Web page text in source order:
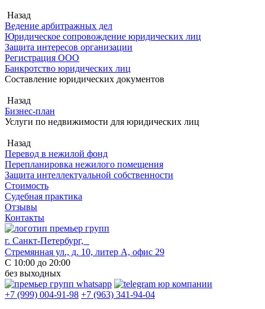
Назад
Ведение арбитражных дел
Юридическое сопровождение юридических лиц
Защита интересов организации
Регистрация ООО
Банкротство юридических лиц
Составление юридических документов
Назад
Бизнес-план
Услуги по недвижимости для юридических лиц
Назад
Перевод в нежилой фонд
Перепланировка нежилого помещения
Защита интеллектуальной собственности
Стоимость
Судебная практика
Отзывы
Контакты
г. Санкт-Петербург,
Стремянная ул., д. 10, литер А, офис 29
С 10:00 до 20:00
без выходных
+7 (999) 004-91-98 +7 (963) 341-94-04